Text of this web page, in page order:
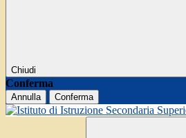
Chiudi
Conferma
Annulla Conferma